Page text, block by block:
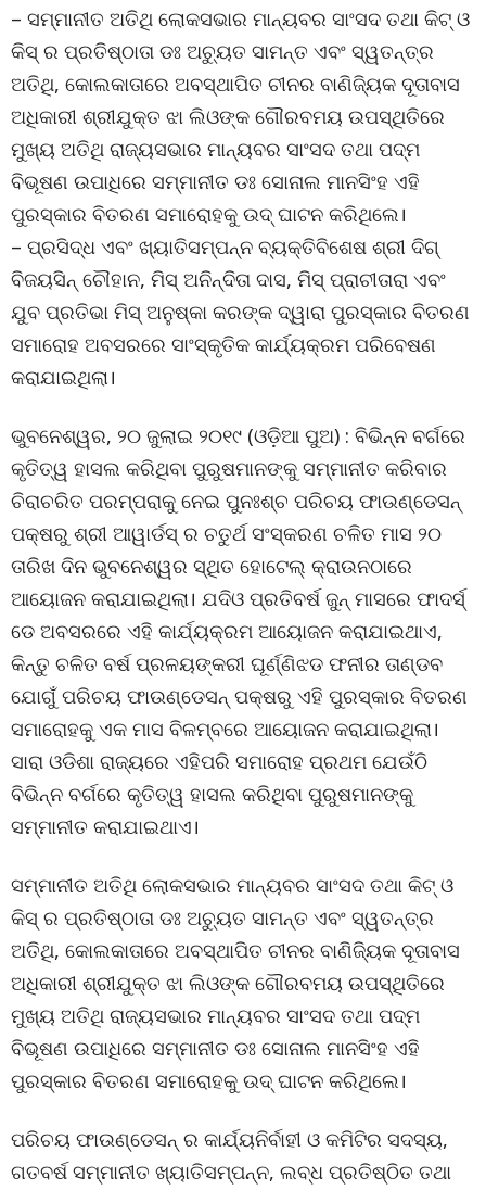
– ସମ୍ମାନୀତ ଅତିଥି ଲୋକସଭାର ମାନ୍ୟବର ସାଂସଦ ତଥା କିଟ୍ ଓ
କିସ୍ ର ପ୍ରତିଷ୍ଠାତା ଡଃ ଅଚ୍ୟୁତ ସାମନ୍ତ ଏବଂ ସ୍ୱତନ୍ତ୍ର
ଅତିଥି, କୋଲକାତାରେ ଅବସ୍ଥାପିତ ଚୀନର ବାଣିଜ୍ୟିକ ଦୂତାବାସ
ଅଧିକାରୀ ଶ୍ରୀଯୁକ୍ତ ଝା ଲିଓଙ୍କ ଗୌରବମୟ ଉପସ୍ଥିତିରେ
ମୁଖ୍ୟ ଅତିଥି ରାଜ୍ୟସଭାର ମାନ୍ୟବର ସାଂସଦ ତଥା ପଦ୍ମ
ବିଭୂଷଣ ଉପାଧିରେ ସମ୍ମାନୀତ ଡଃ ସୋନାଲ ମାନସିଂହ ଏହି
ପୁରସ୍କାର ବିତରଣ ସମାରୋହକୁ ଉଦ୍ ଘାଟନ କରିଥିଲେ।
– ପ୍ରସିଦ୍ଧ ଏବଂ ଖ୍ୟାତିସମ୍ପନ୍ନ ବ୍ୟକ୍ତିବିଶେଷ ଶ୍ରୀ ଦିଗ୍
ବିଜୟସିନ୍ ଚୌହାନ, ମିସ୍ ଅନିନ୍ଦିତା ଦାସ, ମିସ୍ ପ୍ରାଚୀତାରା ଏବଂ
ଯୁବ ପ୍ରତିଭା ମିସ୍ ଅନୁଷ୍କା କରଙ୍କ ଦ୍ୱାରା ପୁରସ୍କାର ବିତରଣ
ସମାରୋହ ଅବସରରେ ସାଂସ୍କୃତିକ କାର୍ଯ୍ୟକ୍ରମ ପରିବେଷଣ
କରାଯାଇଥିଲା।
ଭୁବନେଶ୍ୱର, ୨୦ ଜୁଲାଇ ୨୦୧୯ (ଓଡ଼ିଆ ପୁଅ) : ବିଭିନ୍ନ ବର୍ଗରେ
କୃତିତ୍ୱ ହାସଲ କରିଥିବା ପୁରୁଷମାନଙ୍କୁ ସମ୍ମାନୀତ କରିବାର
ଚିରାଚରିତ ପରମ୍ପରାକୁ ନେଇ ପୁନଃଶ୍ଚ ପରିଚୟ ଫାଉଣ୍ଡେସନ୍
ପକ୍ଷରୁ ଶ୍ରୀ ଆୱାର୍ଡସ୍ ର ଚତୁର୍ଥ ସଂସ୍କରଣ ଚଳିତ ମାସ ୨୦
ତାରିଖ ଦିନ ଭୁବନେଶ୍ୱର ସ୍ଥିତ ହୋଟେଲ୍ କ୍ରାଉନଠାରେ
ଆୟୋଜନ କରାଯାଇଥିଲା। ଯଦିଓ ପ୍ରତିବର୍ଷ ଜୁନ୍ ମାସରେ ଫାଦର୍ସ୍
ଡେ ଅବସରରେ ଏହି କାର୍ଯ୍ୟକ୍ରମ ଆୟୋଜନ କରାଯାଇଥାଏ,
କିନ୍ତୁ ଚଳିତ ବର୍ଷ ପ୍ରଳୟଙ୍କରୀ ଘୂର୍ଣ୍ଣିଝଡ ଫନୀର ତାଣ୍ଡବ
ଯୋଗୁଁ ପରିଚୟ ଫାଉଣ୍ଡେସନ୍ ପକ୍ଷରୁ ଏହି ପୁରସ୍କାର ବିତରଣ
ସମାରୋହକୁ ଏକ ମାସ ବିଳମ୍ବରେ ଆୟୋଜନ କରାଯାଇଥିଲା।
ସାରା ଓଡିଶା ରାଜ୍ୟରେ ଏହିପରି ସମାରୋହ ପ୍ରଥମ ଯେଉଁଠି
ବିଭିନ୍ନ ବର୍ଗରେ କୃତିତ୍ୱ ହାସଲ କରିଥିବା ପୁରୁଷମାନଙ୍କୁ
ସମ୍ମାନୀତ କରାଯାଇଥାଏ।
ସମ୍ମାନୀତ ଅତିଥି ଲୋକସଭାର ମାନ୍ୟବର ସାଂସଦ ତଥା କିଟ୍ ଓ
କିସ୍ ର ପ୍ରତିଷ୍ଠାତା ଡଃ ଅଚ୍ୟୁତ ସାମନ୍ତ ଏବଂ ସ୍ୱତନ୍ତ୍ର
ଅତିଥି, କୋଲକାତାରେ ଅବସ୍ଥାପିତ ଚୀନର ବାଣିଜ୍ୟିକ ଦୂତାବାସ
ଅଧିକାରୀ ଶ୍ରୀଯୁକ୍ତ ଝା ଲିଓଙ୍କ ଗୌରବମୟ ଉପସ୍ଥିତିରେ
ମୁଖ୍ୟ ଅତିଥି ରାଜ୍ୟସଭାର ମାନ୍ୟବର ସାଂସଦ ତଥା ପଦ୍ମ
ବିଭୂଷଣ ଉପାଧିରେ ସମ୍ମାନୀତ ଡଃ ସୋନାଲ ମାନସିଂହ ଏହି
ପୁରସ୍କାର ବିତରଣ ସମାରୋହକୁ ଉଦ୍ ଘାଟନ କରିଥିଲେ।
ପରିଚୟ ଫାଉଣ୍ଡେସନ୍ ର କାର୍ଯ୍ୟନିର୍ବାହୀ ଓ କମିଟିର ସଦସ୍ୟ,
ଗତବର୍ଷ ସମ୍ମାନୀତ ଖ୍ୟାତିସମ୍ପନ୍ନ, ଲବ୍ଧ ପ୍ରତିଷ୍ଠିତ ତଥା